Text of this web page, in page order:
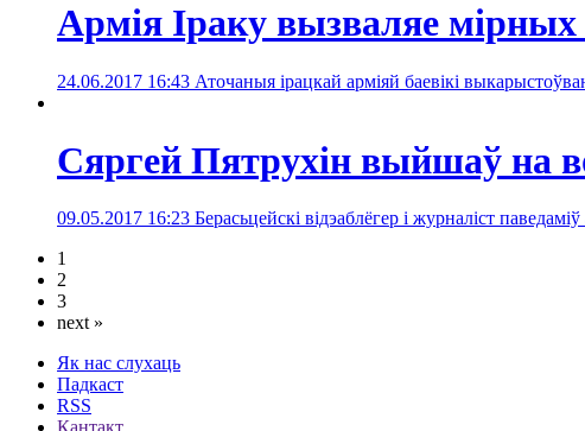
Армія Іраку вызваляе
24.06.2017 16:43 Аточаныя ірацкай арміяй баевікі
Сяргей Пятрухін выйшаў на
09.05.2017 16:23 Берасьцейскі відэаблёгер і журналіст
1
2
3
next »
Як нас слухаць
Падкаст
RSS